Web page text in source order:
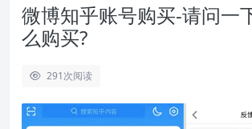
微博知乎账号购买-请问一
么购买?
291次阅读